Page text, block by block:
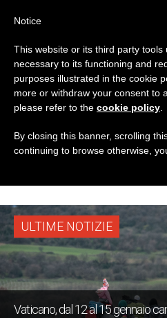
TAG
Posts
Dello
Integrale’
ULTIME NOTIZIE
Vaticano, dal 12 al 15 gennaio
Notice
This website or its third party tools
necessary to its functioning and
purposes illustrated in the cookie
more or withdraw your consent to
please refer to the cookie policy
By closing this banner, scrolling
continuing to browse otherwise,